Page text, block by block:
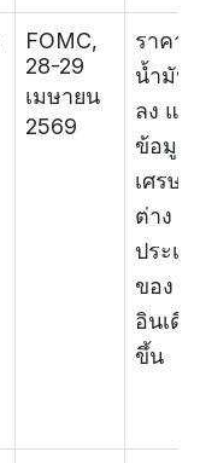
FOMC,
28-29
เมษายน
2569
ราคา
น้ำมัน
ลง แล
ข้อมูล
เศรษฐ
ต่าง
ประเท
ของ
อินเดี
ขึ้น